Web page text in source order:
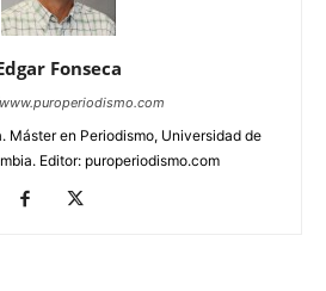
Fonseca
Máster en Periodismo, Universidad de
Editor: puroperiodismo.com